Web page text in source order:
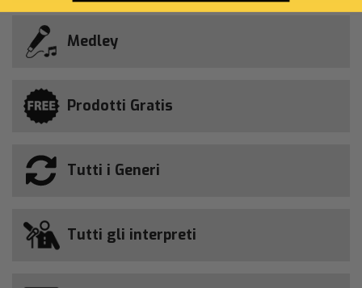
Medley
Prodotti Gratis
Tutti i Generi
Tutti gli interpreti